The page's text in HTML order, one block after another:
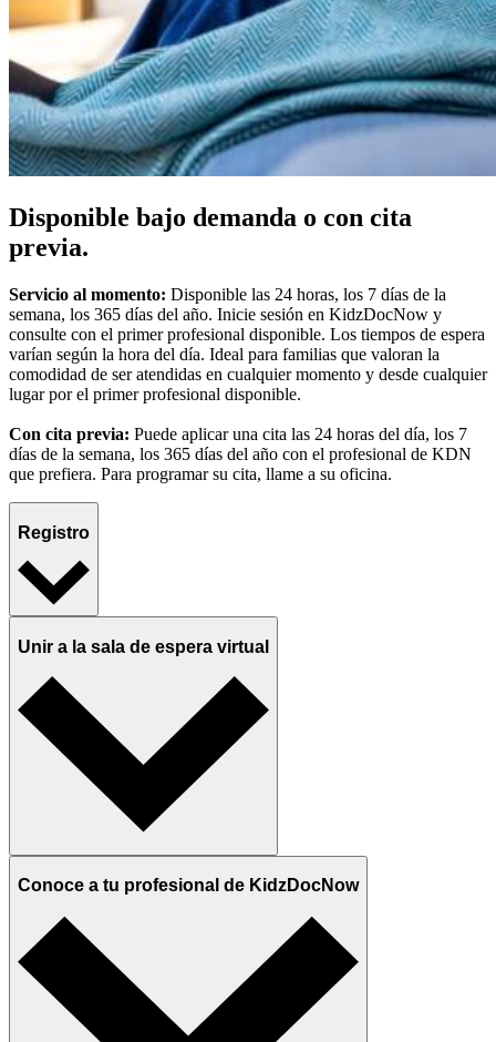
Disponible bajo demanda o con cita
previa.
Servicio al momento: Disponible las 24 horas, los 7 días de la
semana, los 365 días del año. Inicie sesión en KidzDocNow y
consulte con el primer profesional disponible. Los tiempos de espera
varían según la hora del día. Ideal para familias que valoran la
comodidad de ser atendidas en cualquier momento y desde cualquier
lugar por el primer profesional disponible.
Con cita previa: Puede aplicar una cita las 24 horas del día, los 7
días de la semana, los 365 días del año con el profesional de KDN
que prefiera. Para programar su cita, llame a su oficina.
Registro
Unir a la sala de espera virtual
Conoce a tu profesional de KidzDocNow